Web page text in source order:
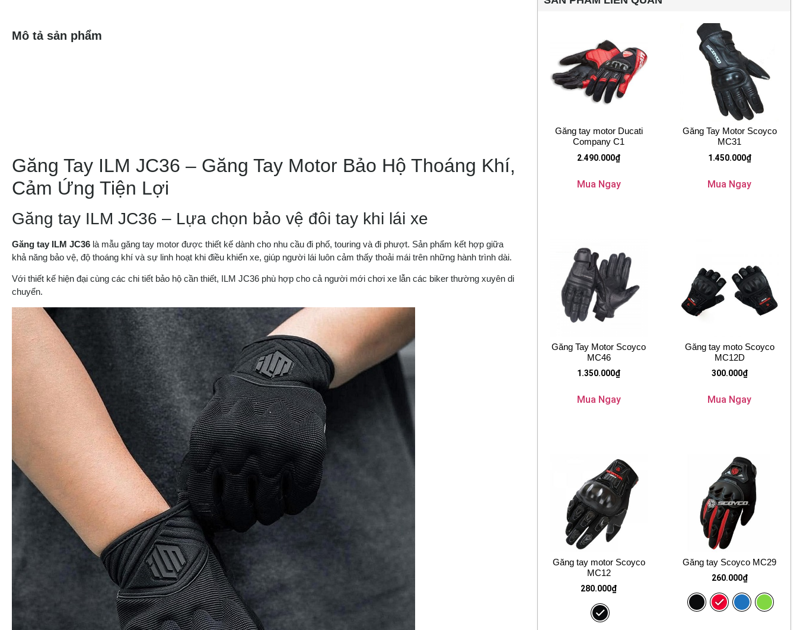
Mô tả sản phẩm
Găng Tay ILM JC36 – Găng Tay Motor Bảo Hộ Thoáng Khí,
Cảm Ứng Tiện Lợi
Găng tay ILM JC36 – Lựa chọn bảo vệ đôi tay khi lái xe
Găng tay ILM JC36 là mẫu găng tay motor được thiết kế dành cho nhu cầu đi phố, touring và đi phượt. Sản phẩm kết hợp giữa
khả năng bảo vệ, độ thoáng khí và sự linh hoạt khi điều khiển xe, giúp người lái luôn cảm thấy thoải mái trên những hành trình dài.
Với thiết kế hiện đại cùng các chi tiết bảo hộ cần thiết, ILM JC36 phù hợp cho cả người mới chơi xe lẫn các biker thường xuyên di
chuyển.
Găng tay motor Ducati
Company C1
2.490.000₫
Mua Ngay
Găng Tay Motor Scoyco
MC31
1.450.000₫
Mua Ngay
Găng Tay Motor Scoyco
MC46
1.350.000₫
Mua Ngay
Găng tay moto Scoyco
MC12D
300.000₫
Mua Ngay
Găng tay motor Scoyco
MC12
280.000₫
Găng tay Scoyco MC29
260.000₫